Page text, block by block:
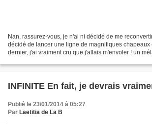
Nan, rassurez-vous, je n'ai ni décidé de me
décidé de lancer une ligne de magnifiques chapeaux
dernier, j'ai vraiment cru que j'allais m'envoler ! un
INFINITE En fait, je devrais
Publié le 23/01/2014 à 05:27
Par Laetitia de La B